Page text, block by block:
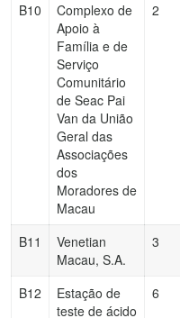
B10
Complexo de
Apoio à
Família e de
Serviço
Comunitário
de Seac Pai
Van da União
Geral das
Associações
dos
Moradores de
Macau
2
B11
Venetian
Macau, S.A.
3
B12
Estação de
teste de ácido
6